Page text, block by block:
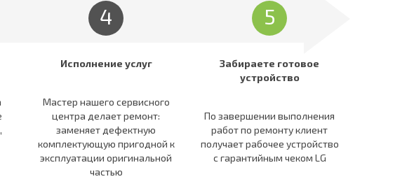
4
Исполнение услуг
Мастер нашего сервисного
центра делает ремонт:
заменяет дефектную
комплектующую пригодной к
эксплуатации оригинальной
частью
5
Забираете готовое
устройство
По завершении выполнения
работ по ремонту клиент
получает рабочее устройство
c гарантийным чеком LG